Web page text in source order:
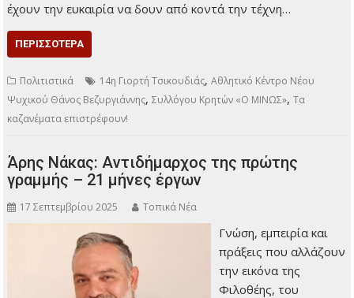
έχουν την ευκαιρία να δουν από κοντά την τέχνη…
ΠΕΡΙΣΣΌΤΕΡΑ
Πολιτιστικά 14η Γιορτή Τσικουδιάς,Αθλητικό Κέντρο Νέου
Ψυχικού Θάνος Βεζυργιάννης,Συλλόγου Κρητών «Ο ΜΙΝΩΣ»,Τα
καζανέματα επιστρέφουν!
Άρης Νάκας: Αντιδήμαρχος της πρώτης
γραμμής – 21 μήνες έργων
17 Σεπτεμβρίου 2025 Τοπικά Νέα
Γνώση, εμπειρία και
πράξεις που αλλάζουν
την εικόνα της
Φιλοθέης, του